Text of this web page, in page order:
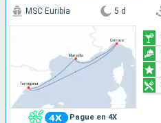
Pague en 4X
MSC Euribia 5 d